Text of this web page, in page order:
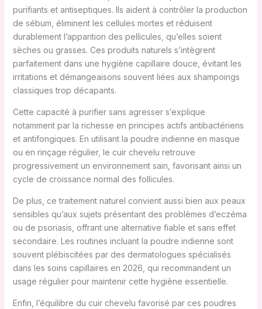
purifiants et antiseptiques. Ils aident à contrôler la production
de sébum, éliminent les cellules mortes et réduisent
durablement l’apparition des pellicules, qu’elles soient
sèches ou grasses. Ces produits naturels s’intègrent
parfaitement dans une hygiène capillaire douce, évitant les
irritations et démangeaisons souvent liées aux shampoings
classiques trop décapants.
Cette capacité à purifier sans agresser s’explique
notamment par la richesse en principes actifs antibactériens
et antifongiques. En utilisant la poudre indienne en masque
ou en rinçage régulier, le cuir chevelu retrouve
progressivement un environnement sain, favorisant ainsi un
cycle de croissance normal des follicules.
De plus, ce traitement naturel convient aussi bien aux peaux
sensibles qu’aux sujets présentant des problèmes d’eczéma
ou de psoriasis, offrant une alternative fiable et sans effet
secondaire. Les routines incluant la poudre indienne sont
souvent plébiscitées par des dermatologues spécialisés
dans les soins capillaires en 2026, qui recommandent un
usage régulier pour maintenir cette hygiène essentielle.
Enfin, l’équilibre du cuir chevelu favorisé par ces poudres